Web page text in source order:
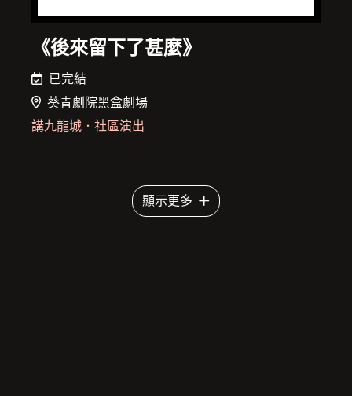
《後來留下了甚麼》
已完結
葵青劇院黑盒劇場
講九龍城． 社區演出
顯示更多